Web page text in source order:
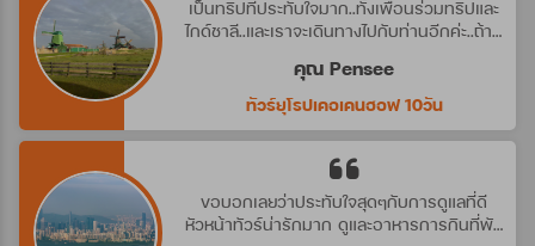
เป็นทริปที่ประทับใจมาก..ทั้งเพื่อนร่วมทริปและ
ไกด์ชาลี..และเราจะเดินทางไปกับท่านอีกค่ะ..ถ้ามี
คุณ Pensee
ทัวร์ยุโรปเคอเคนฮอฟ 10วัน
ขอบอกเลยว่าประทับใจสุดๆกับการดูแลที่ดี
หัวหน้าทัวร์น่ารักมาก ดูและอาหารการกินที่พัก